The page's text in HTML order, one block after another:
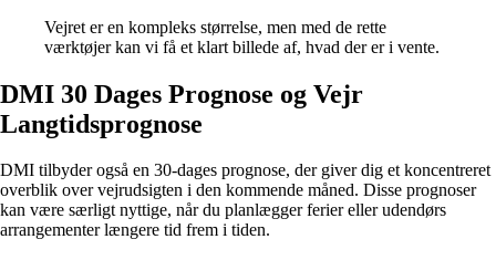
Vejret er en kompleks størrelse, men med de rette
værktøjer kan vi få et klart billede af, hvad der er i vente.
DMI 30 Dages Prognose og Vejr
Langtidsprognose
DMI tilbyder også en 30-dages prognose, der giver dig et koncentreret
overblik over vejrudsigten i den kommende måned. Disse prognoser
kan være særligt nyttige, når du planlægger ferier eller udendørs
arrangementer længere tid frem i tiden.